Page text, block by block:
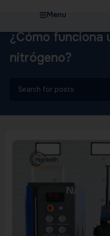
Menu
¿Cómo funciona
nitrógeno?